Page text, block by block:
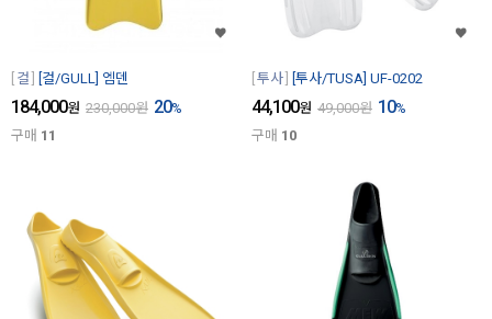
걸 [걸/GULL] 엠덴
184,000원 230,000원 20%
구매 11
투사 [투사/TUSA] UF-0202
44,100원 49,000원 10%
구매 10